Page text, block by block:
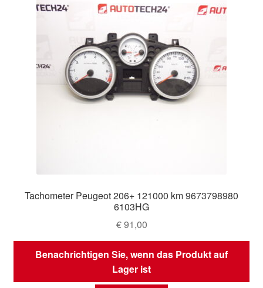
Tachometer Peugeot 206+ 121000 km 9673798980
6103HG
€91,00
Benachrichtigen Sie, wenn das Produkt auf
Lager ist